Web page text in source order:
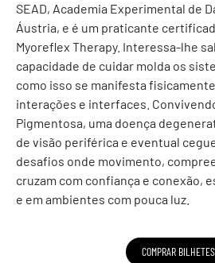
SEAD, Academia Experimental de
Áustria, e é um praticante
Myoreflex Therapy. Interessa-lhe
capacidade de cuidar molda os
como isso se manifesta
interações e interfaces.
Pigmentosa, uma doença
de visão periférica e eventual
desafios onde movimento,
cruzam com confiança e conexão,
e em ambientes com pouca luz.
COMPRAR BILHETES